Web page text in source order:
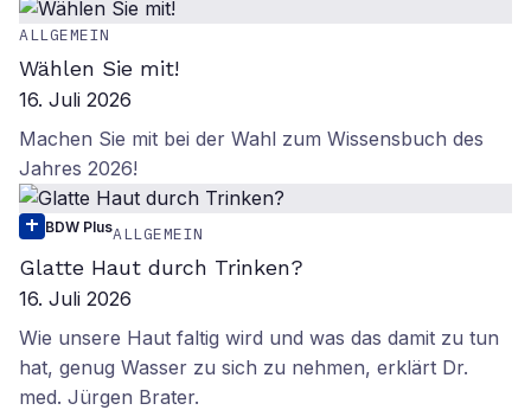
ALLGEMEIN
Wählen Sie mit!
16. Juli 2026
Machen Sie mit bei der Wahl zum Wissensbuch des
Jahres 2026!
BDW PlusALLGEMEIN
Glatte Haut durch Trinken?
16. Juli 2026
Wie unsere Haut faltig wird und was das damit zu tun
hat, genug Wasser zu sich zu nehmen, erklärt Dr.
med. Jürgen Brater.